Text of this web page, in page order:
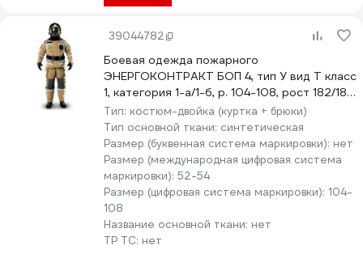
39044782
Боевая одежда пожарного
ЭНЕРГОКОНТРАКТ БОП 4, тип У вид Т класс
1, категория 1-а/1-б, р. 104-108, рост 182/188,
серый/желтый 5310000000180
Тип: костюм-двойка (куртка + брюки)
Тип основной ткани: синтетическая
Размер (буквенная система маркировки): нет
Размер (международная цифровая система
маркировки): 52-54
Размер (цифровая система маркировки): 104-
108
Название основной ткани: нет
ТР ТС: нет